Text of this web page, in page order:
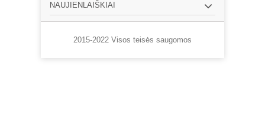
NAUJIENLAIŠKIAI
2015-2022 Visos teisės saugomos